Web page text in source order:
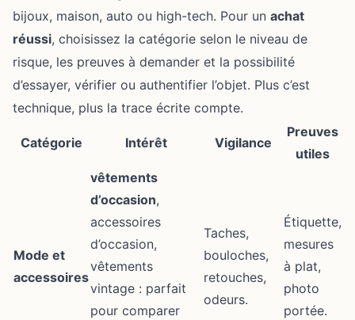
bijoux, maison, auto ou high-tech. Pour un achat
réussi, choisissez la catégorie selon le niveau de
risque, les preuves à demander et la possibilité
d’essayer, vérifier ou authentifier l’objet. Plus c’est
technique, plus la trace écrite compte.
Catégorie Intérêt Vigilance
Preuves
utiles
Mode et
accessoires
vêtements
d’occasion,
accessoires
d’occasion,
vêtements
vintage : parfait
pour comparer
Taches,
bouloches,
retouches,
odeurs.
Étiquette,
mesures
à plat,
photo
portée.